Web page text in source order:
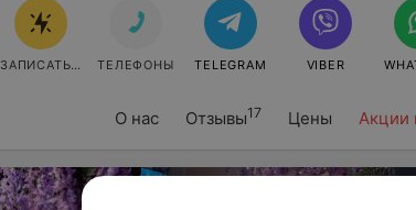
О нас Отзывы17 Цены Акции
ЗАПИСАТЬСЯ ТЕЛЕФОНЫ TELEGRAM VIBER